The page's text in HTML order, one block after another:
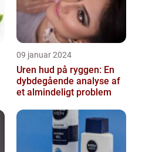
09 januar 2024
Uren hud på ryggen: En
dybdegående analyse af
et almindeligt problem